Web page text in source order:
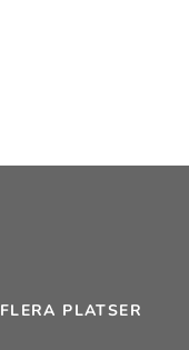
FLERA PLATSER